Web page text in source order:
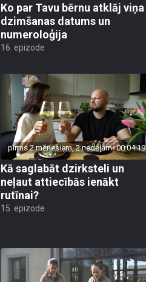
Ko par Tavu bērnu atklāj viņa
dzimšanas datums un
numeroloģija
16. epizode
pirms 2 mēnešiem, 2 nedēļām 00:04:19
Kā saglabāt dzirksteli un
neļaut attiecībās ienākt
rutīnai?
15. epizode